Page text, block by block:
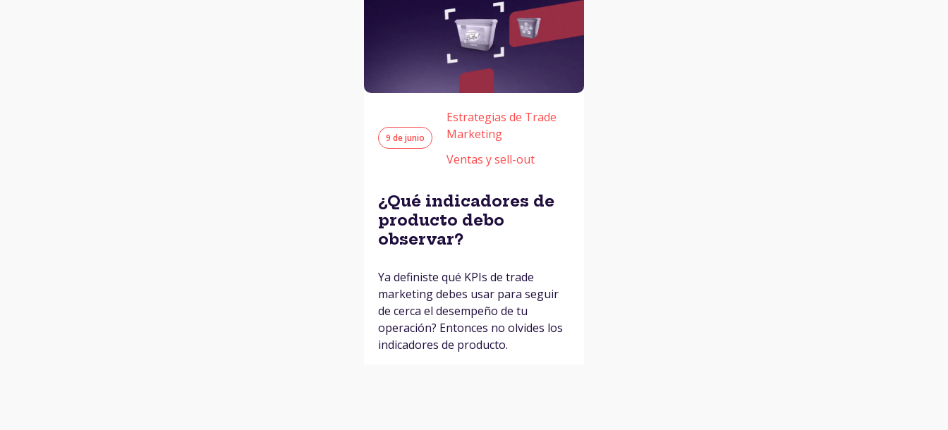
9 de junio
Estrategias de Trade
Marketing
Ventas y sell-out
¿Qué indicadores de
producto debo
observar?
Ya definiste qué KPIs de trade
marketing debes usar para seguir
de cerca el desempeño de tu
operación? Entonces no olvides los
indicadores de producto.